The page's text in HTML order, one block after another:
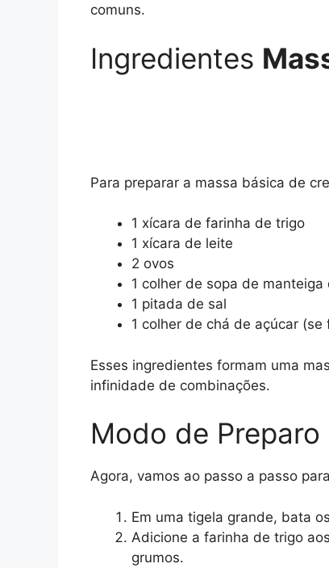
comuns.
Ingredientes
Para preparar a massa básica de
1 xícara de farinha de trigo
1 xícara de leite
2 ovos
1 colher de sopa de manteiga
1 pitada de sal
1 colher de chá de açúcar
Esses ingredientes formam uma
infinidade de combinações.
Modo de Preparo
Agora, vamos ao passo a passo
Em uma tigela grande, bata
Adicione a farinha de trigo
grumos.